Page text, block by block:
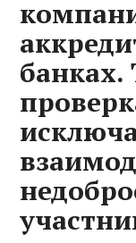
банках.